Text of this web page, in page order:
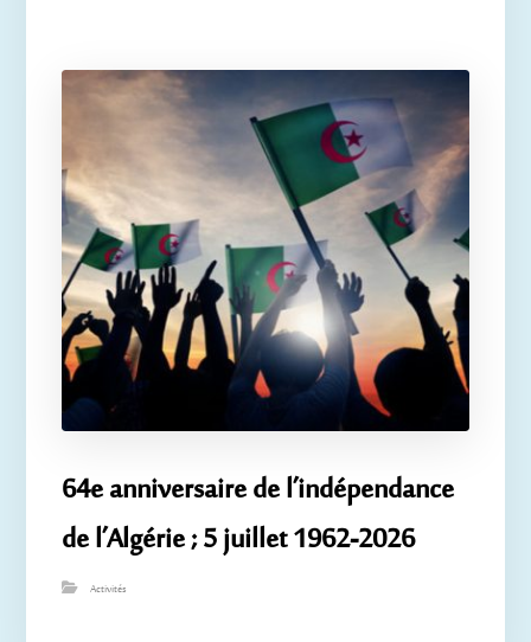
64e anniversaire de l’indépendance
de l’Algérie ; 5 juillet 1962-2026
Activités